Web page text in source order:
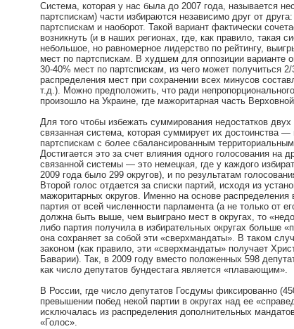
Система, которая у нас была до 2007 года, называется
партспискам) части избираются независимо друг от
партспискам и наоборот. Такой вариант фактически
возникнуть (и в наших регионах, где, как правило, такая
небольшое, но равномерное лидерство по рейтингу,
мест по партспискам. В худшем для оппозиции
30-40% мест по партспискам, из чего может получиться
распределения мест при сохранении всех минусов
т.д.). Можно предположить, что ради
произошло на Украине, где мажоритарная часть
Для того чтобы избежать суммирования недостатков
связанная система, которая суммирует их достоинства
партспискам с более сбалансированным
Достигается это за счет влияния одного голосования
связанной системы — это немецкая, где у каждого
2009 года было 299 округов), и по результатам
Второй голос отдается за списки партий, исходя из
мажоритарных округов. Именно на основе
партия от всей численности парламента (а не только от
должна быть выше, чем выиграно мест в округах, то
либо партия получила в избирательных округах больше
она сохраняет за собой эти «сверхмандаты». В таком
законом (как правило, эти «сверхмандаты» получает
Баварии). Так, в 2009 году вместо положенных 598
как число депутатов бундестага является «плавающим».
В России, где число депутатов Госдумы фиксированно
превышении побед некой партии в округах над ее
исключалась из распределения дополнительных
«Голос».